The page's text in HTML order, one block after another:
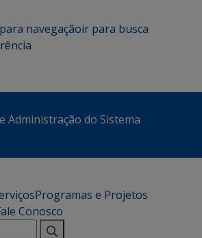
navegaçãoir para busca
Administração do Sistema
Programas e Projetos
Conosco